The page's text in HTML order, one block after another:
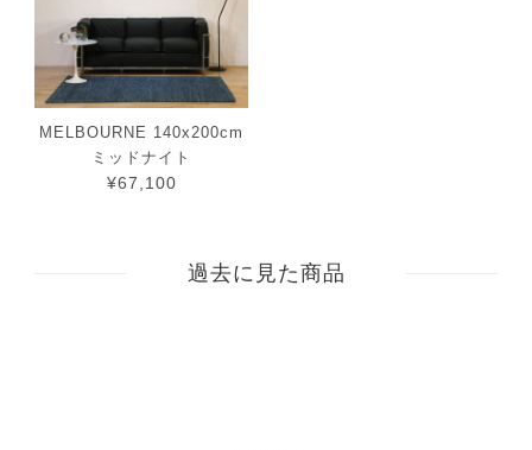
MELBOURNE 140x200cm
ミッドナイト
¥67,100
過去に見た商品